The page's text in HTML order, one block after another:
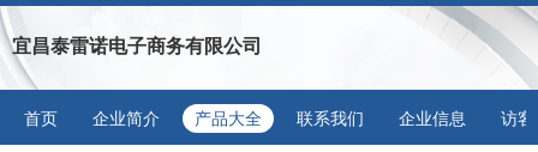
宜昌泰雷诺电子商务有限公司
首页 企业简介 产品大全 联系我们 企业信息 访客